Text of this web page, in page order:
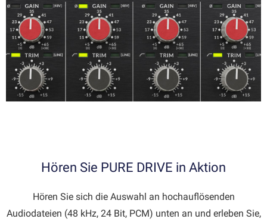
Hören Sie PURE DRIVE in Aktion
Hören Sie sich die Auswahl an hochauflösenden
Audiodateien (48 kHz, 24 Bit, PCM) unten an und erleben Sie,